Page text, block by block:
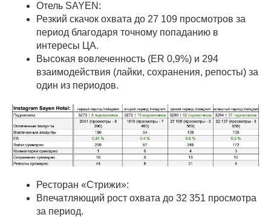
Отель SAYEN:
Резкий скачок охвата до 27 109 просмотров за
период благодаря точному попаданию в
интересы ЦА.
Высокая вовлеченность (ER 0,9%) и 294
взаимодействия (лайки, сохранения, репосты) за
один из периодов.
Ресторан «Стрижи»:
Впечатляющий рост охвата до 32 351 просмотра
за период.